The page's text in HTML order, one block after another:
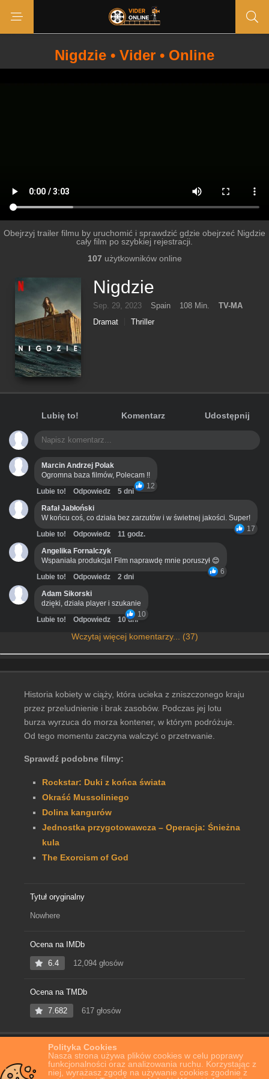
Polityka Cookies
Nasza strona używa plików cookies w celu poprawy
funkcjonalności oraz analizowania ruchu. Korzystając z
niej, wyrażasz zgodę na używanie cookies zgodnie z
Nigdzie • Vider • Online
Obejrzyj trailer filmu by uruchomić i sprawdzić gdzie obejrzeć Nigdzie
cały film po szybkiej rejestracji.
107 użytkowników online
Nigdzie
Sep. 29, 2023 Spain 108 Min.
TV-MA
Dramat
Thriller
Lubię to! Komentarz Udostępnij
Marcin Andrzej Polak
Ogromna baza filmów, Polecam !!
12
Lubie to! Odpowiedz
5 dni
Rafał Jabłoński
W końcu coś, co działa bez zarzutów i w świetnej jakości. Super!
17
Lubie to! Odpowiedz
11 godz.
Angelika Fornalczyk
Wspaniała produkcja! Film naprawdę mnie poruszył 😊
6
Lubie to! Odpowiedz
2 dni
Adam Sikorski
dzięki, działa player i szukanie
10
Lubie to! Odpowiedz 10 dni
Wczytaj więcej komentarzy... (37)
Historia kobiety w ciąży, która ucieka z zniszczonego kraju
przez przeludnienie i brak zasobów. Podczas jej lotu
burza wyrzuca do morza kontener, w którym podróżuje.
Od tego momentu zaczyna walczyć o przetrwanie.
Sprawdź podobne filmy:
Rockstar: Duki z końca świata
Okraść Mussoliniego
Dolina kangurów
Jednostka przygotowawcza – Operacja: Śnieżna
kula
The Exorcism of God
Tytuł oryginalny
Nowhere
Ocena na IMDb
6.4 12,094 głosów
Ocena na TMDb
7.682 617 głosów
Film Online Nigdzie